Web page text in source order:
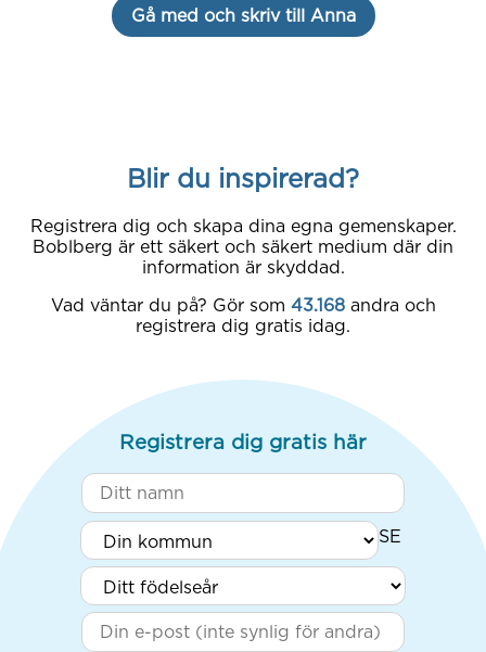
Gå med och skriv till Anna
Blir du inspirerad?
Registrera dig och skapa dina egna gemenskaper.
Boblberg är ett säkert och säkert medium där din
information är skyddad.
Vad väntar du på? Gör som 43.168 andra och
registrera dig gratis idag.
Registrera dig gratis här